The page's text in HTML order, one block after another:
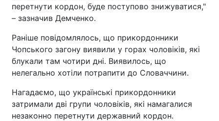
перетнути кордон, буде поступово знижуватися,"
– зазначив Демченко.
Раніше повідомлялось, що прикордонники
Чопського загону виявили у горах чоловіків, які
блукали там чотири дні. Виявилось, що
нелегально хотіли потрапити до Словаччини.
Нагадаємо, що українські прикордонники
затримали дві групи чоловіків, які намагалися
незаконно перетнути державний кордон.